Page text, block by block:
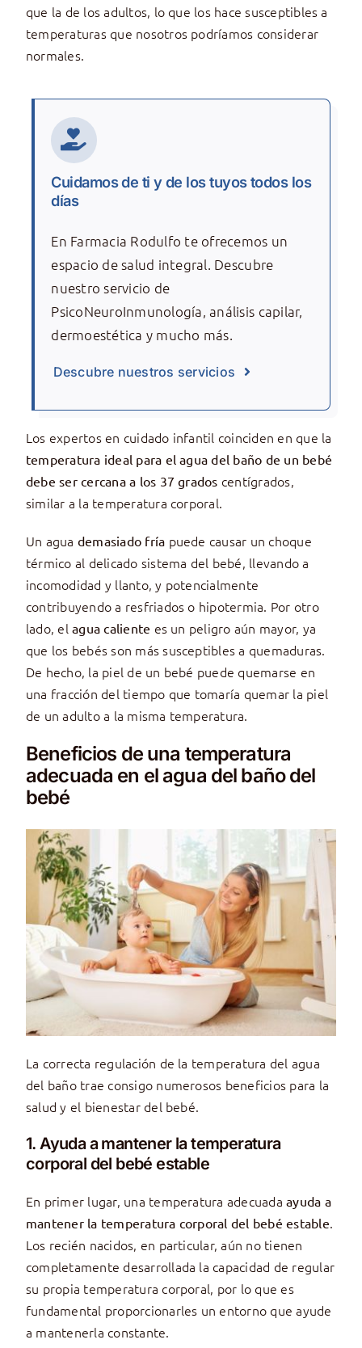
que la de los adultos, lo que los hace susceptibles a
temperaturas que nosotros podríamos considerar
normales.
Cuidamos de ti y de los tuyos todos los
días
En Farmacia Rodulfo te ofrecemos un
espacio de salud integral. Descubre
nuestro servicio de
PsicoNeuroInmunología, análisis capilar,
dermoestética y mucho más.
Descubre nuestros servicios
Los expertos en cuidado infantil coinciden en que la
temperatura ideal para el agua del baño de un bebé
debe ser cercana a los 37 grados centígrados,
similar a la temperatura corporal.
Un agua demasiado fría puede causar un choque
térmico al delicado sistema del bebé, llevando a
incomodidad y llanto, y potencialmente
contribuyendo a resfriados o hipotermia. Por otro
lado, elagua caliente es un peligro aún mayor, ya
que los bebés son más susceptibles a quemaduras.
De hecho, la piel de un bebé puede quemarse en
una fracción del tiempo que tomaría quemar la piel
de un adulto a la misma temperatura.
Beneficios de una temperatura
adecuada en el agua del baño del
bebé
La correcta regulación de la temperatura del agua
del baño trae consigo numerosos beneficios para la
salud y el bienestar del bebé.
1. Ayuda a mantener la temperatura
corporal del bebé estable
En primer lugar, una temperatura adecuadaayuda a
mantener la temperatura corporal del bebé estable.
Los recién nacidos, en particular, aún no tienen
completamente desarrollada la capacidad de regular
su propia temperatura corporal, por lo que es
fundamental proporcionarles un entorno que ayude
a mantenerla constante.